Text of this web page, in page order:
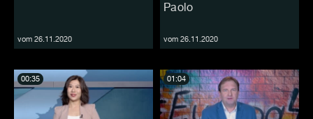
vom 26.11.2020
Paolo
vom 26.11.2020
00:35 01:04